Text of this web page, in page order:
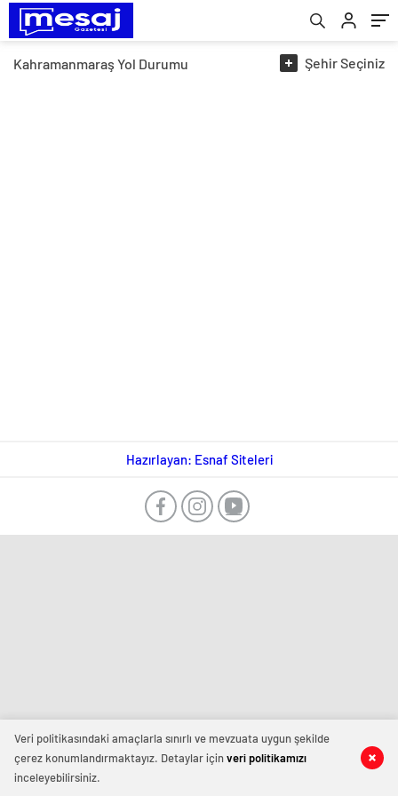
Kahramanmaraş Yol Durumu ŞehirSeçiniz
Hazırlayan: Esnaf Siteleri
Veri politikasındaki amaçlarla sınırlı ve mevzuata uygun şekilde
çerez konumlandırmaktayız. Detaylar içinveri politikamızı
inceleyebilirsiniz.